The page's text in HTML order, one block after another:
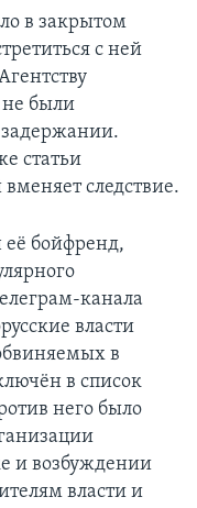
в закрытом
с ней
не были
статьи
следствие.
её бойфренд,
канала
власти
в
в список
него было
и возбуждении
власти и